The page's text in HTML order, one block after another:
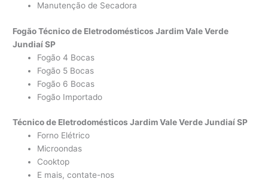
Manutenção de Secadora
Fogão Técnico de Eletrodomésticos Jardim Vale Verde
Jundiaí SP
Fogão 4 Bocas
Fogão 5 Bocas
Fogão 6 Bocas
Fogão Importado
Técnico de Eletrodomésticos Jardim Vale Verde Jundiaí SP
Forno Elétrico
Microondas
Cooktop
E mais, contate-nos